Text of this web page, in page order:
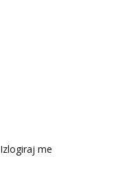
Izlogiraj me